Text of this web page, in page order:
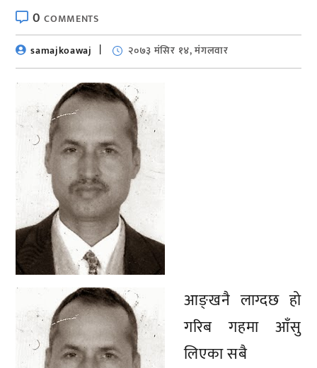
0COMMENTS
samajkoawaj
२०७३ मंसिर १४, मंगलवार
आङ्खनै लाग्दछ हो
गरिब गहमा आँसु
लिएका सबै